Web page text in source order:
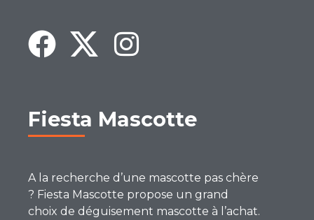
Fiesta Mascotte
A la recherche d’une mascotte pas chère
? Fiesta Mascotte propose un grand
choix de déguisement mascotte à l’achat.